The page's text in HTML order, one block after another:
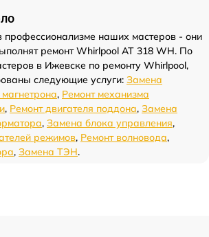
профессионализме наших мастеров - они
ремонт Whirlpool AT 318 WH. По
в Ижевске по ремонту Whirlpool,
следующие услуги: Замена
, Ремонт механизма
, Ремонт двигателя поддона, Замена
, Замена блока управления,
режимов, Ремонт волновода,
, Замена ТЭН.